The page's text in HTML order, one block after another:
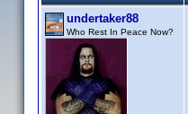
undertaker88
Who Rest In Peace Now?